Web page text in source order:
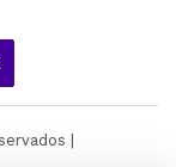
|